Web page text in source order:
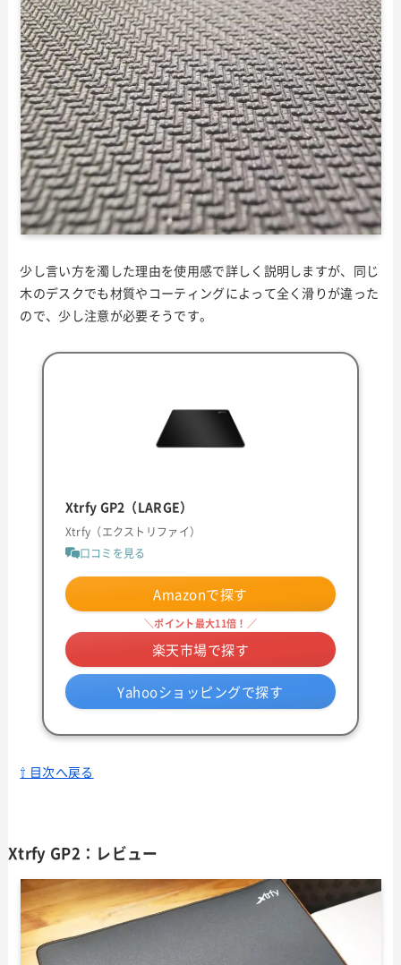
少し言い方を濁した理由を使用感で詳しく説明しますが、同じ
木のデスクでも材質やコーティングによって全く滑りが違った
ので、少し注意が必要そうです。
Xtrfy GP2（LARGE）
Xtrfy（エクストリファイ）
口コミを見る
Amazonで探す
＼ポイント最大11倍！／
楽天市場で探す
Yahooショッピングで探す
⇧ 目次へ戻る
Xtrfy GP2：レビュー